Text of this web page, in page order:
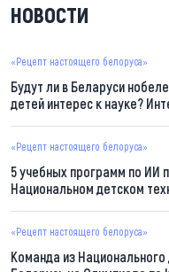
НОВОСТИ
«Рецепт настоящего белоруса»
Будут ли в Беларуси
детей интерес к науке?
«Рецепт настоящего белоруса»
5 учебных программ по ИИ
Национальном детском
«Рецепт настоящего белоруса»
Команда из Национального